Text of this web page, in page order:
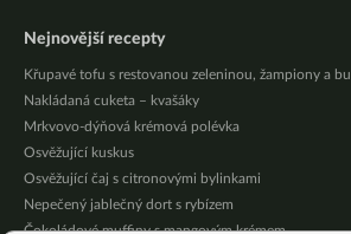
Nejnovější recepty
Křupavé tofu s restovanou zeleninou, žampiony a
Nakládaná cuketa – kvašáky
Mrkvovo-dýňová krémová polévka
Osvěžující kuskus
Osvěžující čaj s citronovými bylinkami
Nepečený jablečný dort s rybízem
Čokoládové muffiny s mangovým krémem